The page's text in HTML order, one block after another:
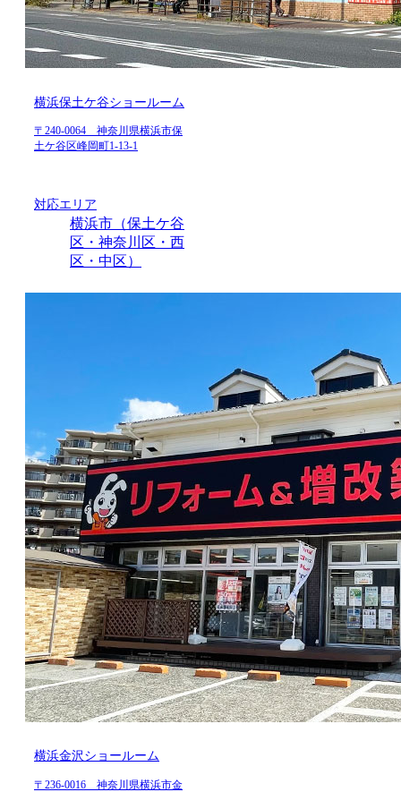
横浜保土ケ谷ショールーム
〒240-0064 神奈川県横浜市保
土ケ谷区峰岡町1-13-1
対応エリア
横浜市（保土ケ谷
区・神奈川区・西
区・中区）
横浜金沢ショールーム
〒236-0016 神奈川県横浜市金